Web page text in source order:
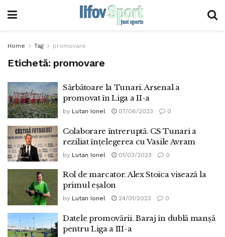
Home Tag promovare
Etichetă: promovare
Sărbătoare la Tunari. Arsenal a
promovat în Liga a II-a
by Lutan Ionel 07/06/2023 0
Colaborare întreruptă. CS Tunari a
reziliat înțelegerea cu Vasile Avram
by Lutan Ionel 01/03/2023 0
Rol de marcator. Alex Stoica visează la
primul eșalon
by Lutan Ionel 24/01/2023 0
Datele promovării. Baraj în dublă manşă
pentru Liga a III-a